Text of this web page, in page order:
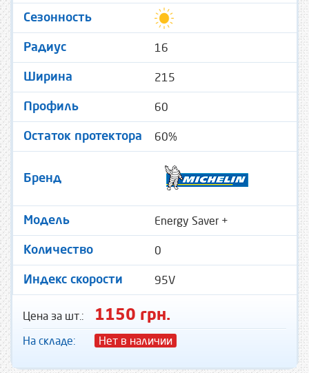
Сезонность
Радиус 16
Ширина 215
Профиль 60
Остаток протектора 60%
Бренд
Модель Energy Saver +
Количество 0
Индекс скорости 95V
Цена за шт.: 1150 грн.
На складе: Нет в наличии